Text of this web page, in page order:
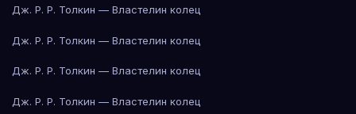
Дж. Р. Р. Толкин — Властелин колец
Дж. Р. Р. Толкин — Властелин колец
Дж. Р. Р. Толкин — Властелин колец
Дж. Р. Р. Толкин — Властелин колец